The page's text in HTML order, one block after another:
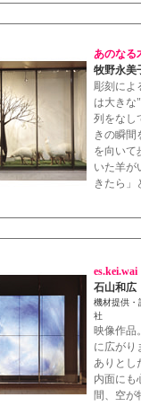
あのなる
牧野永
彫刻によ
は大きな
列をなし
きの瞬間
を向いて
いた羊が
きたら」
es.kei.wai
石山和広
機材提供・
社
映像作品
に広がり
ありとし
内面にも
間、空が